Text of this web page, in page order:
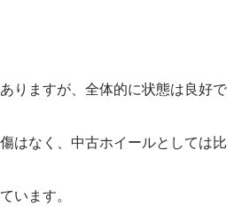
りますが、全体的に状態は良好で
はなく、中古ホイールとしては比
います。